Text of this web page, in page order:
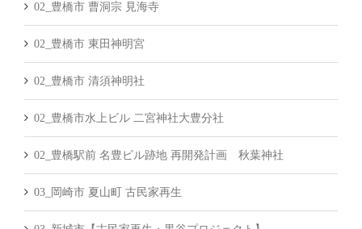
02_豊橋市 曹洞宗 見海寺
02_豊橋市 東田神明宮
02_豊橋市 清須神明社
02_豊橋市水上ビル 二宮神社大豊分社
02_豊橋駅前 名豊ビル跡地 再開発計画 秋葉神社
03_岡崎市 夏山町 古民家再生